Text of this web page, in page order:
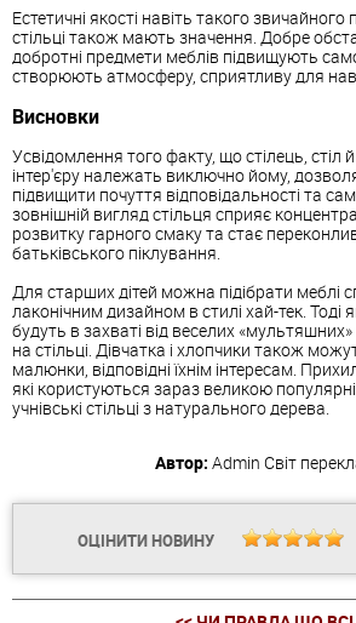
Естетичні якості навіть такого звичайного
стільці також мають значення. Добре
добротні предмети меблів підвищують
створюють атмосферу, сприятливу для
Висновки
Усвідомлення того факту, що стілець, стіл
інтер'єру належать виключно йому,
підвищити почуття відповідальності та
зовнішній вигляд стільця сприяє
розвитку гарного смаку та стає
батьківського піклування.
Для старших дітей можна підібрати меблі
лаконічним дизайном в стилі хай-тек. Тоді
будуть в захваті від веселих
на стільці. Дівчатка і хлопчики також
малюнки, відповідні їхнім інтересам.
які користуються зараз великою
учнівські стільці з натурального дерева.
Автор: Admin Світ
ОЦІНИТИ НОВИНУ